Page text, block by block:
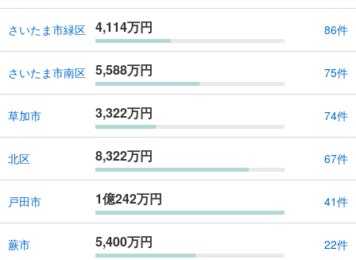
さいたま市緑区 4,114万円 86件
さいたま市南区 5,588万円 75件
草加市 3,322万円 74件
北区 8,322万円 67件
戸田市 1億242万円 41件
蕨市 5,400万円 22件